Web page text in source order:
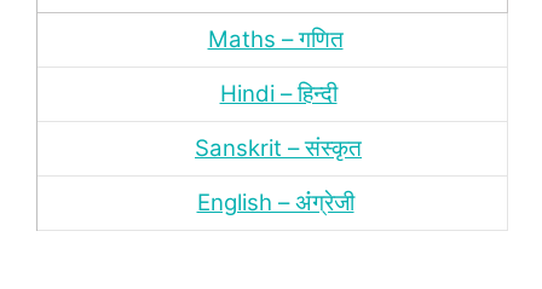
Maths – गणित
Hindi – हिन्‍दी
Sanskrit – संस्‍कृत
English – अंंग्रेजी